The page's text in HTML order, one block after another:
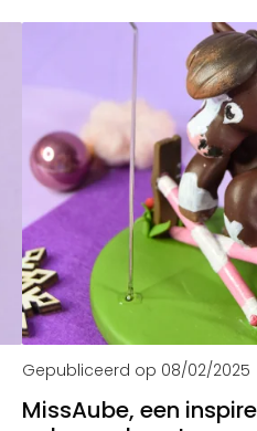
Gepubliceerd op 08/02/2025
MissAube, een